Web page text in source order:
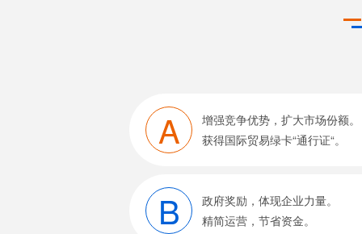
A
增强竞争优势，扩大市场份额。
获得国际贸易绿卡“通行证“。
B
政府奖励，体现企业力量。
精简运营，节省资金。